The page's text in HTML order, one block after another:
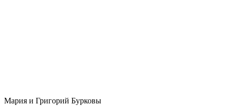
Мария и Григорий Бурковы